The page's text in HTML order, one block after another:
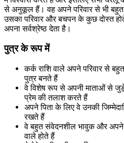
से अनुकूल हैं। वह अपने परिवार से भी
उसका परिवार और बचपन के कुछ दोस्त
अपना सर्वश्रेष्ठ देता है।
पुत्र के रूप में
कर्क राशि वाले अपने परिवार से
पुत्र बनते हैं
वे विशेष रूप से अपनी माताओं से
प्रेम की तलाश करते हैं
अपने पिता के लिए वे उनकी
रखते हैं
वे बहुत संवेदनशील भावुक और अपने
वाले होते हैं